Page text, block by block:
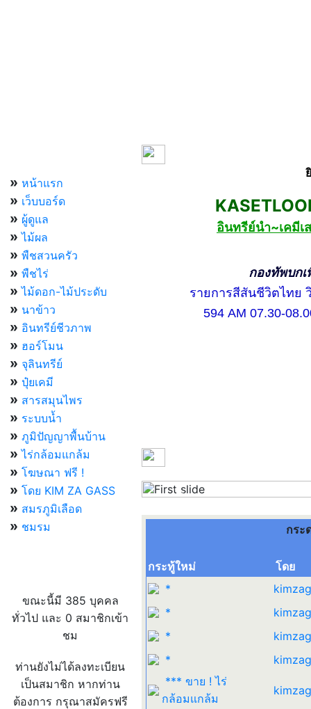
» หน้าแรก
» เว็บบอร์ด
» ผู้ดูแล
» ไม้ผล
» พืชสวนครัว
» พืชไร่
» ไม้ดอก-ไม้ประดับ
» นาข้าว
» อินทรีย์ชีวภาพ
» ฮอร์โมน
» จุลินทรีย์
» ปุ๋ยเคมี
» สารสมุนไพร
» ระบบน้ำ
» ภูมิปัญญาพื้นบ้าน
» ไร่กล้อมแกล้ม
» โฆษณา ฟรี !
» โดย KIM ZA GASS
» สมรภูมิเลือด
» ชมรม
ขณะนี้มี 385 บุคคล
ทั่วไป และ 0 สมาชิกเข้า
ชม
ท่านยังไม่ได้ลงทะเบียน
เป็นสมาชิก หากท่าน
ต้องการ กรุณาสมัครฟรี
อินทรีย์นำ~เคมีเ
กองทัพบกเพื่อป
รายการสีสันชีวิตไทย วิ
594 AM 07.30-08.00
Previous
กระ
กระทู้ใหม่
โดย
*
*
*
*
*** ขาย ! ไร่
กล้อมแกล้ม